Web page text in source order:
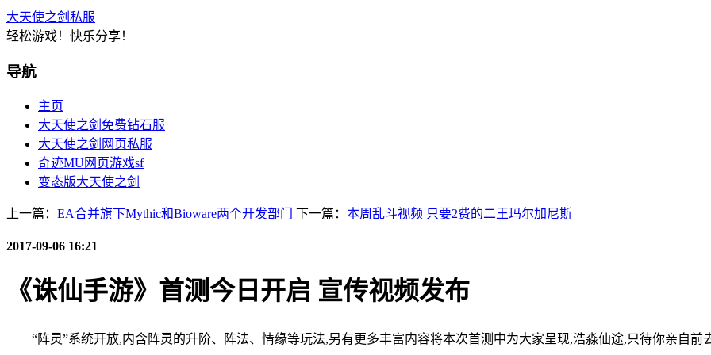
大天使之剑私服
轻松游戏！快乐分享！
导航
主页
大天使之剑免费钻石服
大天使之剑网页私服
奇迹MU网页游戏sf
变态版大天使之剑
上一篇： EA合并旗下Mythic和Bioware两个开发部门 下一篇： 本周乱斗视频 只要2费的二王玛尔加尼斯
2017-09-06 16:21
《诛仙手游》首测今日开启 宣传视频发布
“阵灵”系统开放,内含阵灵的升阶、阵法、情缘等玩法,另有更多丰富内容将本次首测中为大家呈现,浩淼仙途,只待你亲自前